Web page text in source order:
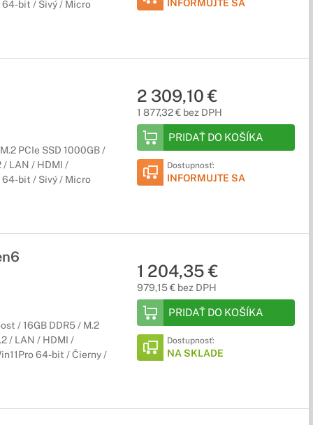
64-bit / Sivý / Micro
INFORMUJTE SA
PCIe SSD 1000GB /
/ LAN / HDMI /
64-bit / Sivý / Micro
2 309,10 €
1 877,32 € bez DPH
PRIDAŤ DO KOŠÍKA
Dostupnosť:
INFORMUJTE SA
/ 16GB DDR5 / M.2
/ LAN / HDMI /
64-bit / Čierny /
1 204,35 €
979,15 € bez DPH
PRIDAŤ DO KOŠÍKA
Dostupnosť:
NA SKLADE